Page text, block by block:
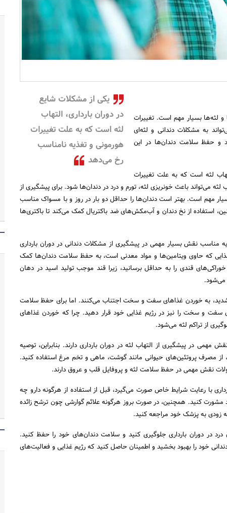
جستجو
یکی از مشکلات شایع
در دوران بارداری، التهاب
لثه است که به علت تغییرات
هورمونی و تغذیه نامناسب
رخ می‌دهد
و لثه‌ها بسیار مهم است. تغییرات
به مشکلات دندانی و لثه‌ای
و حفظ سلامت دندان‌ها در این
لثه است که به علت تغییرات
می‌تواند باعث خونریزی لثه، تورم و درد در دندان‌ها شود. برای پیشگیری از
مهم است. بهتر است دندان‌ها را حداقل دو بار در روز و با مسواک مناسب
استفاده از نخ دندان و آب‌مکش‌های ضد باکتریال کمک می‌کند تا باکتری‌ها
مناسب نقش بسیار مهمی در پیشگیری از مشکلات دندانی در دوران بارداری
که حاوی ویتامین‌ها و مواد معدنی است، به حفظ سلامت دندان‌ها کمک
قندی را به حداقل برسانید، زیرا قند موجب تولید اسید در دهان
می‌شود.
شدید، به خوردن غذاهای سفت و سخت اجتناب می‌کنند. اما برای حفظ سلامت
سفت و سخت را نیز در رژیم غذایی خود قرار دهید. چرا که خوردن غذاهای
از تراکم لثه می‌شود.
در پیشگیری از التهاب لثه در دوران بارداری دارند. بنابراین، توصیه
از مصرف پروتئین‌های حیوانی مانند گوشت، ماهی و تخم مرغ استفاده کنید.
نقش مهمی در حفظ سلامت لثه و پروفایل قلب و عروق دارند.
با رعایت شرایط خاص صورت می‌گیرد، قبل از استفاده از هرگونه دارو چه
کنید. همچنین، در صورت بروز هرگونه علائم گوارشی چون ترشح زائده
زودی به پزشک خود مراجعه کنید.
درد در دوران بارداری جلوگیری کنید و سلامت دندان‌های خود را حفظ کنید.
خود را بهبود بخشید و اطمینان حاصل کنید که رژیم غذایی و فعالیت‌های